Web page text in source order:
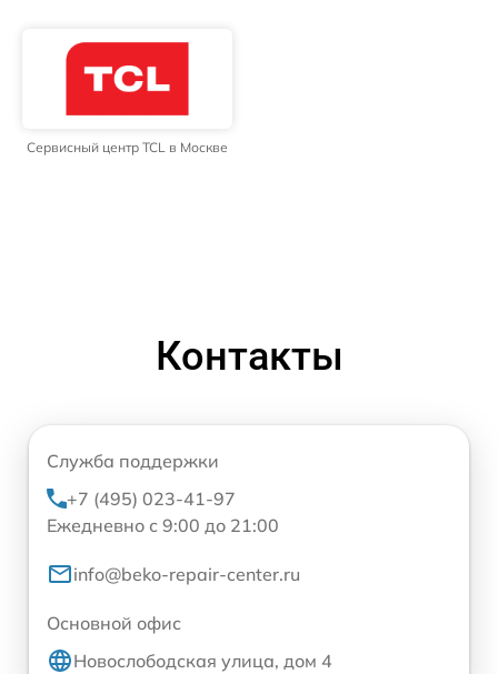
Сервисный центр TCL в Москве
Контакты
Служба поддержки
+7 (495) 023-41-97
Ежедневно с 9:00 до 21:00
info@beko-repair-center.ru
Основной офис
Новослободская улица, дом 4